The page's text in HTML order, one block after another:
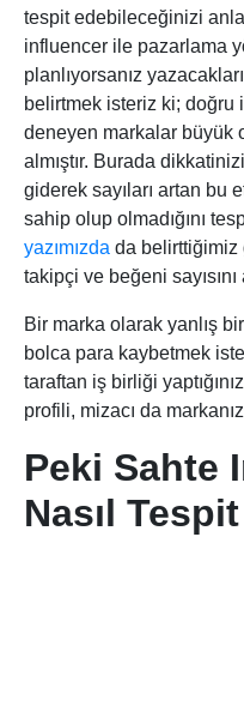
tespit edebileceğinizi
influencer ile pazarlama
planlıyorsanız
belirtmek isteriz ki; doğru
deneyen markalar büyük
almıştır. Burada
giderek sayıları artan bu
sahip olup olmadığını
yazımızda da belirttiğimiz
takipçi ve beğeni sayısını
Bir marka olarak yanlış
bolca para kaybetmek
taraftan iş birliği
profili, mizacı da
Peki Sahte
Nasıl